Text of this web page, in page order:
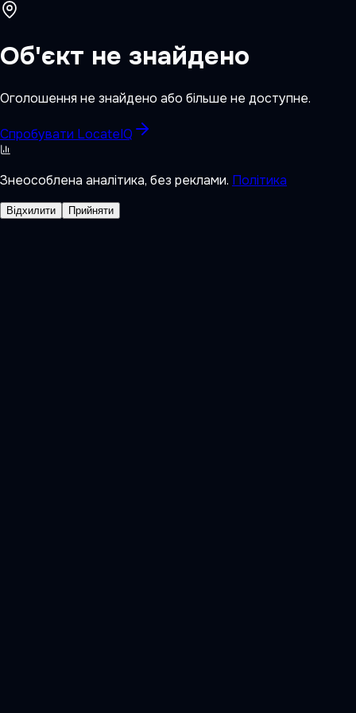
Об'єкт не знайдено
Оголошення не знайдено або більше не доступне.
Спробувати LocateIQ
Знеособлена аналітика, без реклами. Політика
Відхилити Прийняти